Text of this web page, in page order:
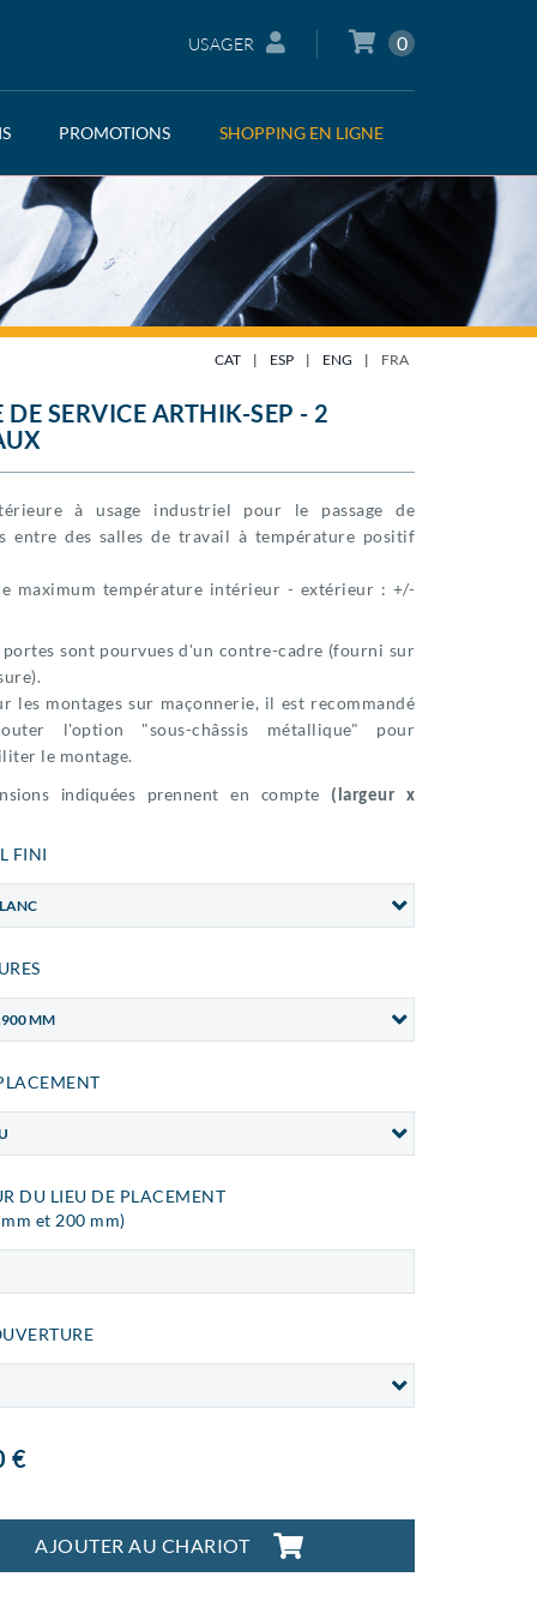
USAGER 0
PROMOTIONS SHOPPING EN LIGNE
CAT | ESP | ENG | FRA
DE SERVICE ARTHIK-SEP - 2
à usage industriel pour le passage de
entre des salles de travail à température positif
maximum température intérieur - extérieur : +/-
portes sont pourvues d'un contre-cadre (fourni sur
les montages sur maçonnerie, il est recommandé
l'option "sous-châssis métallique" pour
le montage.
indiquées prennent en compte (largeur x
FINI
MM
DU LIEU DE PLACEMENT
et 200 mm)
€
AJOUTER AU CHARIOT